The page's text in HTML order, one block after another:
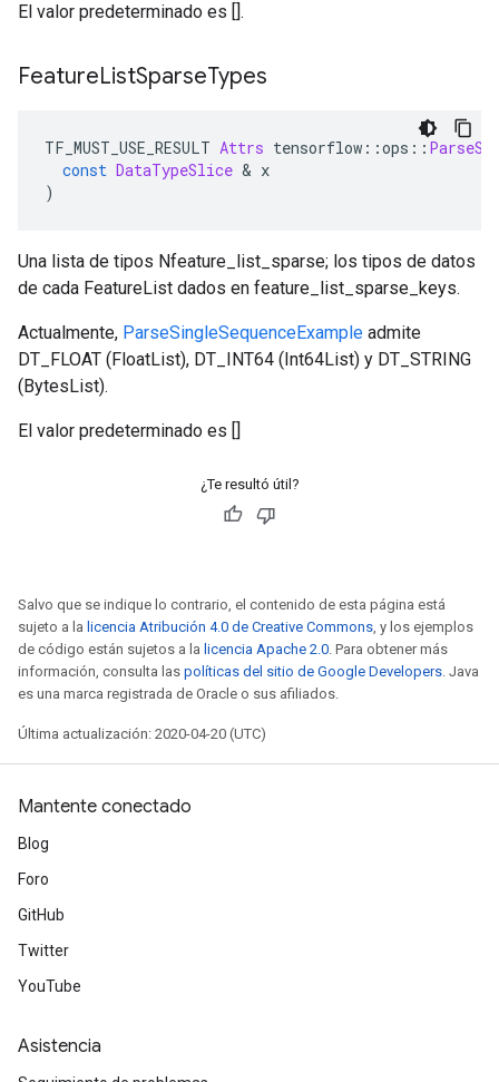
El valor predeterminado es [].
FeatureListSparseTypes
TF_MUST_USE_RESULT Attrs tensorflow ::ops ::
const DataTypeSlice & x
)
Una lista de tipos Nfeature_list_sparse; los tipos de datos
de cada FeatureList dados en feature_list_sparse_keys.
Actualmente, ParseSingleSequenceExample admite
DT_FLOAT (FloatList), DT_INT64 (Int64List) y DT_STRING
(BytesList).
El valor predeterminado es []
¿Te resultó útil?
Salvo que se indique lo contrario, el contenido de esta página está
sujeto a la licencia Atribución 4.0 de Creative Commons, y los ejemplos
de código están sujetos a la licencia Apache 2.0. Para obtener más
información, consulta las políticas del sitio de Google Developers. Java
es una marca registrada de Oracle o sus afiliados.
Última actualización: 2020-04-20 (UTC)
Mantente conectado
Blog
Foro
GitHub
Twitter
YouTube
Asistencia